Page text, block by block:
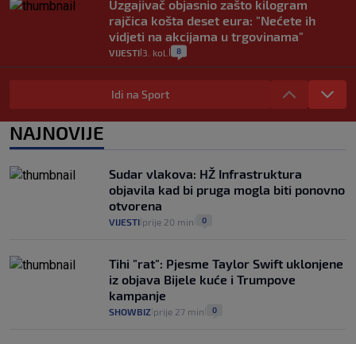
Uzgajivač objasnio zašto kilogram
rajčica košta deset eura: "Nećete ih
vidjeti na akcijama u trgovinama"
VIJESTI 3. kol. 8
Selidba je jedno od stresnijih iskustava.
Evo aktualnih cijena i nekoliko savjeta
VIJESTI 2. kol. 0
automobilom na Hvar iz Zagreba, a
koliko iz Osijeka
VIJESTI 2. kol. 14
Idi na Sport
NAJNOVIJE
Sudar vlakova: HŽ Infrastruktura
objavila kad bi pruga mogla biti ponovno
otvorena
VIJESTI prije 20 min 0
Tihi "rat": Pjesme Taylor Swift uklonjene
iz objava Bijele kuće i Trumpove
kampanje
SHOWBIZ prije 27 min 0